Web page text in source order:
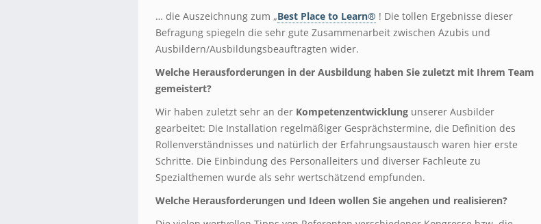
… die Auszeichnung zum „Best Place to Learn® ! Die tollen Ergebnisse dieser
Befragung spiegeln die sehr gute Zusammenarbeit zwischen Azubis und
Ausbildern/Ausbildungsbeauftragten wider.
Welche Herausforderungen in der Ausbildung haben Sie zuletzt mit Ihrem Team
gemeistert?
Wir haben zuletzt sehr an der Kompetenzentwicklung unserer Ausbilder
gearbeitet: Die Installation regelmäßiger Gesprächstermine, die Definition des
Rollenverständnisses und natürlich der Erfahrungsaustausch waren hier erste
Schritte. Die Einbindung des Personalleiters und diverser Fachleute zu
Spezialthemen wurde als sehr wertschätzend empfunden.
Welche Herausforderungen und Ideen wollen Sie angehen und realisieren?